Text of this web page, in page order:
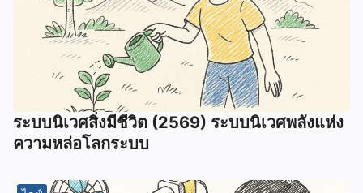
ระบบนิเวศสิ่งมีชีวิต (2569) ระบบนิเวศพลังแห่ง
ความหล่อโลกระบบ